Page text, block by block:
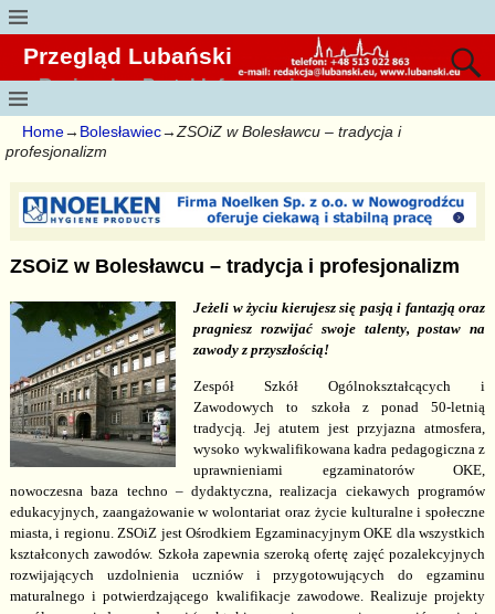
Przegląd Lubański
Regionalny Portal Informacyjny
Home→ Bolesławiec→ZSOiZ w Bolesławcu – tradycja i
profesjonalizm
ZSOiZ w Bolesławcu – tradycja i profesjonalizm
Jeżeli w życiu kierujesz się pasją i fantazją oraz
pragniesz rozwijać swoje talenty, postaw na
zawody z przyszłością!
Zespół Szkół Ogólnokształcących i
Zawodowych to szkoła z ponad 50-letnią
tradycją. Jej atutem jest przyjazna atmosfera,
wysoko wykwalifikowana kadra pedagogiczna z
uprawnieniami egzaminatorów OKE,
nowoczesna baza techno – dydaktyczna, realizacja ciekawych programów
edukacyjnych, zaangażowanie w wolontariat oraz życie kulturalne i społeczne
miasta, i regionu. ZSOiZ jest Ośrodkiem Egzaminacyjnym OKE dla wszystkich
kształconych zawodów. Szkoła zapewniaszeroką ofertę zajęć pozalekcyjnych
rozwijających uzdolnienia uczniów i przygotowujących do egzaminu
maturalnego i potwierdzającego kwalifikacje zawodowe. Realizuje projekty